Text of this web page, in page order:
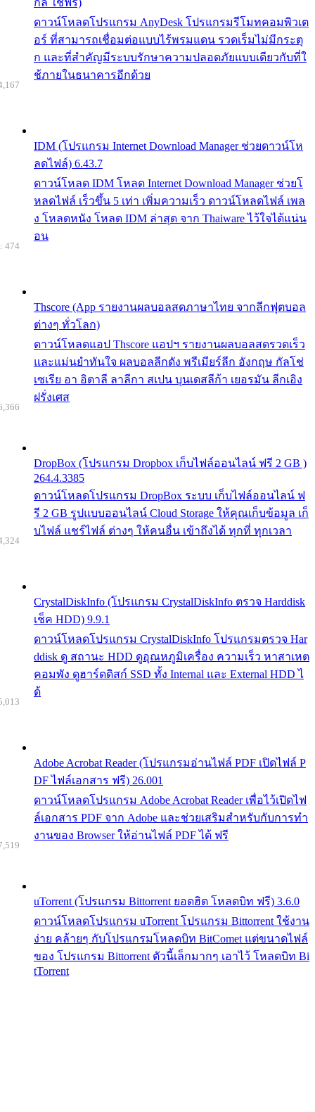
กล ใช้ฟรี)
ดาวน์โหลดโปรแกรม AnyDesk โปรแกรมรีโมทคอมพิวเต
อร์ ที่สามารถเชื่อมต่อแบบไร้พรมแดน รวดเร็มไม่มีกระตุ
ก และที่สำคัญมีระบบรักษาความปลอดภัยแบบเดียวกับที่ใ
ช้ภายในธนาคารอีกด้วย
IDM (โปรแกรม Internet Download Manager ช่วยดาวน์โห
ลดไฟล์) 6.43.7
ดาวน์โหลด IDM โหลด Internet Download Manager ช่วยโ
หลดไฟล์ เร็วขึ้น 5 เท่า เพิ่มความเร็ว ดาวน์โหลดไฟล์ เพล
ง โหลดหนัง โหลด IDM ล่าสุด จาก Thaiware ไว้ใจได้แน่น
อน
Thscore (App รายงานผลบอลสดภาษาไทย จากลีกฟุตบอล
ต่างๆ ทั่วโลก)
ดาวน์โหลดแอป Thscore แอปฯ รายงานผลบอลสดรวดเร็ว
และแม่นยำทันใจ ผลบอลลีกดัง พรีเมียร์ลีก อังกฤษ กัลโช่
เซเรีย อา อิตาลี ลาลีกา สเปน บุนเดสลีก้า เยอรมัน ลีกเอิง
ฝรั่งเศส
474
DropBox (โปรแกรม Dropbox เก็บไฟล์ออนไลน์ ฟรี 2 GB )
264.4.3385
ดาวน์โหลดโปรแกรม DropBox ระบบ เก็บไฟล์ออนไลน์ ฟ
รี 2 GB รูปแบบออนไลน์ Cloud Storage ให้คุณเก็บข้อมูล เก็
บไฟล์ แชร์ไฟล์ ต่างๆ ให้คนอื่น เข้าถึงได้ ทุกที่ ทุกเวลา
CrystalDiskInfo (โปรแกรม CrystalDiskInfo ตรวจ Harddisk
เช็ค HDD) 9.9.1
ดาวน์โหลดโปรแกรม CrystalDiskInfo โปรแกรมตรวจ Har
ddisk ดู สถานะ HDD ดูอุณหภูมิเครื่อง ความเร็ว หาสาเหต
คอมพัง ดูฮาร์ดดิสก์ SSD ทั้ง Internal และ External HDD ไ
ด้
Adobe Acrobat Reader (โปรแกรมอ่านไฟล์ PDF เปิดไฟล์ P
DF ไฟล์เอกสาร ฟรี) 26.001
ดาวน์โหลดโปรแกรม Adobe Acrobat Reader เพื่อไว้เปิดไฟ
ล์เอกสาร PDF จาก Adobe และช่วยเสริมสำหรับกับการทำ
งานของ Browser ให้อ่านไฟล์ PDF ได้ ฟรี
uTorrent (โปรแกรม Bittorrent ยอดฮิต โหลดบิท ฟรี) 3.6.0
ดาวน์โหลดโปรแกรม uTorrent โปรแกรม Bittorrent ใช้งาน
ง่าย คล้ายๆ กับโปรแกรมโหลดบิท BitComet แต่ขนาดไฟล์
ของ โปรแกรม Bittorrent ตัวนี้เล็กมากๆ เอาไว้ โหลดบิท Bi
tTorrent